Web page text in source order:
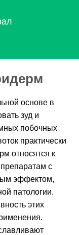
основе в
зуд и
побочных
практически
относятся к
с
эффектом,
патологии.
этих